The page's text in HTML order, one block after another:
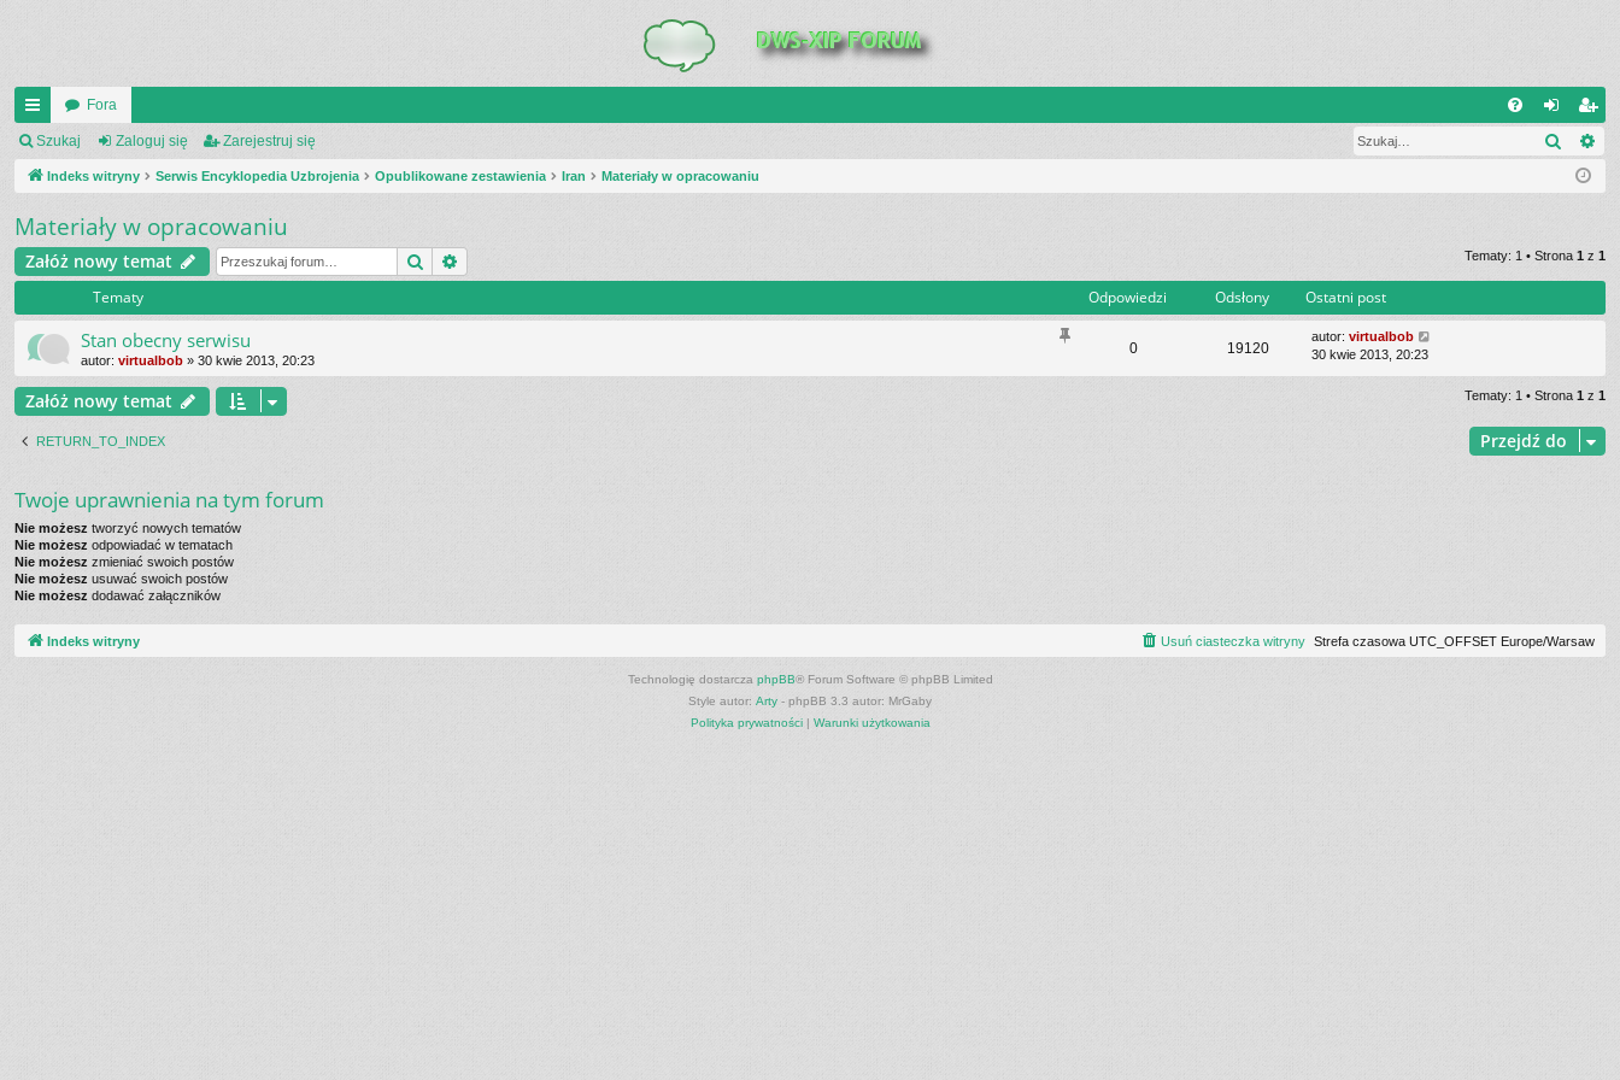
UI
C
_L
IN
K
S
Fora
al
si
ę
ar
ej
tru
j
si
Szukaj Zaloguj się Zarejestruj się Szukaj
Indeks witryny Serwis Encyklopedia Uzbrojenia Opublikowane zestawienia Iran Materiały w opracowaniu
Materiały w opracowaniu
Załóż nowy temat Szukaj Tematy: 1 • Strona 1 z 1
Tematy Odpowiedzi Odsłony Ostatni post
Stan obecny serwisu
autor: virtualbob » 30 kwie 2013, 20:23
0 19120
autor: virtualbob
30 kwie 2013, 20:23
Załóż nowy temat Tematy: 1 • Strona 1 z 1
RETURN_TO_INDEX Przejdź do
Twoje uprawnienia na tym forum
Nie możesz tworzyć nowych tematów
Nie możesz odpowiadać w tematach
Nie możesz zmieniać swoich postów
Nie możesz usuwać swoich postów
Nie możesz dodawać załączników
Indeks witryny Strefa czasowa UTC_OFFSET Europe/Warsaw
Usuń ciasteczka witryny
Technologię dostarcza phpBB® Forum Software © phpBB Limited
Style autor: Arty - phpBB 3.3 autor: MrGaby
Polityka prywatności| Warunki użytkowania